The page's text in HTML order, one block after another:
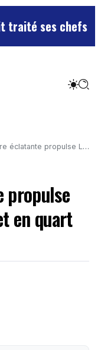
chefs de “chiens”
Le Mans Sarthe Basket en quart de finale des playoffs
propulse
en quart